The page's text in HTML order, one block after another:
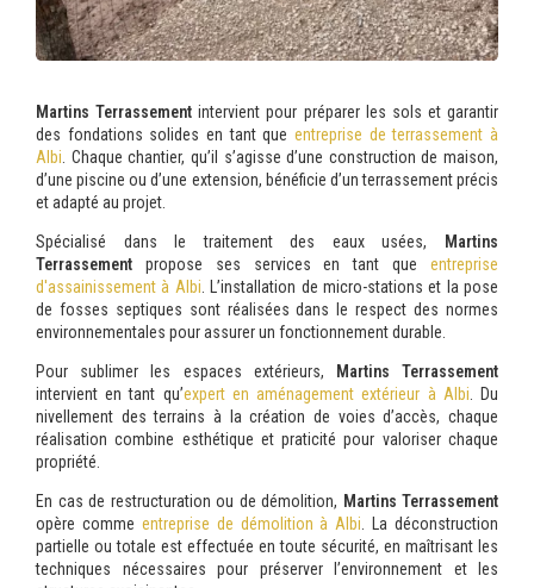
Martins Terrassement intervient pour préparer les sols et garantir
des fondations solides en tant que entreprise de terrassement à
Albi . Chaque chantier, qu’il s’agisse d’une construction de maison,
d’une piscine ou d’une extension, bénéficie d’un terrassement précis
et adapté au projet.
Spécialisé dans le traitement des eaux usées, Martins
Terrassement propose ses services en tant que entreprise
d'assainissement à Albi . L’installation de micro-stations et la pose
de fosses septiques sont réalisées dans le respect des normes
environnementales pour assurer un fonctionnement durable.
Pour sublimer les espaces extérieurs, Martins Terrassement
intervient en tant qu’expert en aménagement extérieur à Albi . Du
nivellement des terrains à la création de voies d’accès, chaque
réalisation combine esthétique et praticité pour valoriser chaque
propriété.
En cas de restructuration ou de démolition, Martins Terrassement
opère comme entreprise de démolition à Albi . La déconstruction
partielle ou totale est effectuée en toute sécurité, en maîtrisant les
techniques nécessaires pour préserver l’environnement et les